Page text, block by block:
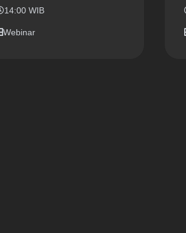
14:00 WIB
Webinar